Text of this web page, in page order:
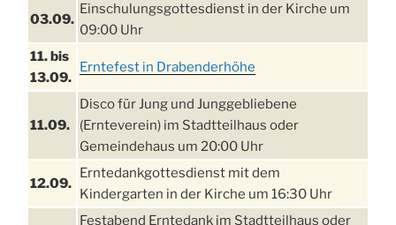
03.09.
Einschulungsgottesdienst in der Kirche um
09:00 Uhr
11. bis
13.09.
Erntefest in Drabenderhöhe
11.09.
Disco für Jung und Junggebliebene
(Ernteverein) im Stadtteilhaus oder
Gemeindehaus um 20:00 Uhr
12.09.
Erntedankgottesdienst mit dem
Kindergarten in der Kirche um 16:30 Uhr
Festabend Erntedank im Stadtteilhaus oder